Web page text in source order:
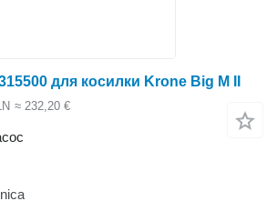
для косилки Krone Big M II
≈ 232,20 €